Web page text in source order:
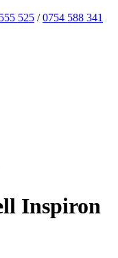
525 /0754 588 341
Inspiron